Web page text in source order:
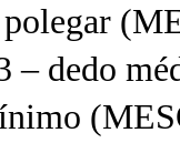
– dedo